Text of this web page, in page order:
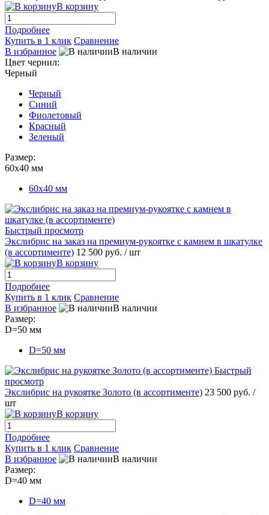
В корзину
Подробнее
Купить в 1 клик Сравнение
В избранное
В наличии
Цвет чернил:
Черный
Черный
Синий
Фиолетовый
Красный
Зеленый
Размер:
60х40 мм
60х40 мм
Быстрый просмотр
Экслибрис на заказ на премиум-рукоятке с камнем в шкатулке
(в ассортименте) 12 500 руб. / шт
В корзину
Подробнее
Купить в 1 клик Сравнение
В избранное
В наличии
Размер:
D=50 мм
D=50 мм
Быстрый
просмотр
Экслибрис на рукоятке Золото (в ассортименте) 23 500 руб. /
шт
В корзину
Подробнее
Купить в 1 клик Сравнение
В избранное
В наличии
Размер:
D=40 мм
D=40 мм